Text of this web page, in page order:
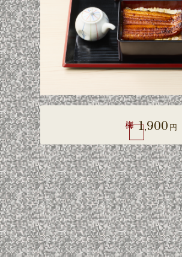
梅 1,900 円